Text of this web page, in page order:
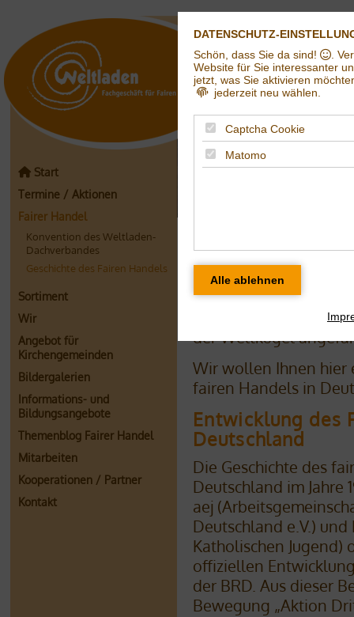
Start
Termine / Aktionen
Fairer Handel
Konvention des Weltladen-
Dachverbandes
Geschichte des Fairen Handels
Sortiment
Wir
Angebot für
Kirchengemeinden
Bildergalerien
Informations- und
Bildungsangebote
Themenblog Fairer Handel
Mitarbeiten
Kooperationen / Partner
Kontakt
Weltladen in
… oder vielleicht
fairen Handels die
Verschiedene
der Weltkugel
Wir wollen Ihnen hier
fairen Handels in
Entwicklung des
Deutschland
Die Geschichte des
Deutschland im Jahre
aej
Deutschland e.V.)
Katholischen Jugend)
offiziellen
der BRD. Aus dieser
Bewegung „Aktion
DATENSCHUTZ-
Schön, dass Sie da sind!
.
Website für Sie interessanter
jetzt, was Sie aktivieren
jederzeit neu wählen.
Captcha Cookie
Matomo